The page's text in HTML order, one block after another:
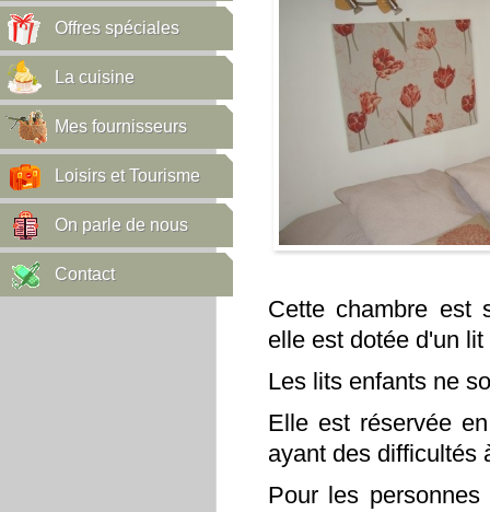
Offres spéciales
La cuisine
Mes fournisseurs
Loisirs et Tourisme
On parle de nous
Contact
Cette chambre est
elle est dotée d'un
Les lits enfants ne
Elle est réservée
ayant des difficultés
Pour les